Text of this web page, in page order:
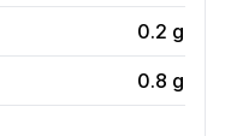
0.2 g
0.8 g